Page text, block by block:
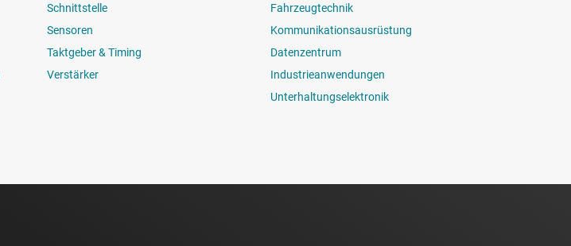
Schnittstelle
Sensoren
Taktgeber & Timing
Verstärker
Fahrzeugtechnik
Kommunikationsausrüstung
Datenzentrum
Industrieanwendungen
Unterhaltungselektronik